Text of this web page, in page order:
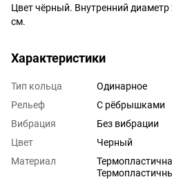
Цвет чёрный. Внутренний
см.
Характеристики
Тип кольца
Одинарное
Рельеф
С рёбрышками
Вибрация
Без вибрации
Цвет
Черный
Материал